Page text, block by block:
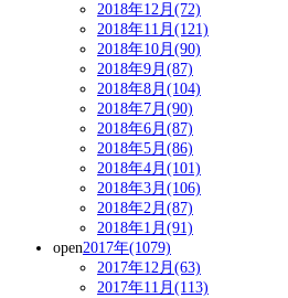
2018年12月(72)
2018年11月(121)
2018年10月(90)
2018年9月(87)
2018年8月(104)
2018年7月(90)
2018年6月(87)
2018年5月(86)
2018年4月(101)
2018年3月(106)
2018年2月(87)
2018年1月(91)
open2017年(1079)
2017年12月(63)
2017年11月(113)